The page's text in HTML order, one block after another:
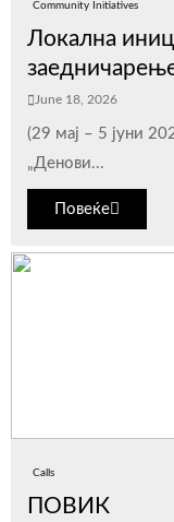
Community Initiatives
Локална
June 18, 2026
(29 мај – 5 јуни
„Денови...
Повеќе
Calls
ПОВИК